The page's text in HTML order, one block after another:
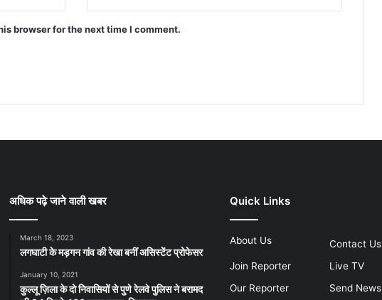
browser for the next time I comment.
अधिक पढ़े जाने वाली खबर
March 18, 2023
लगघाटी के मड़गन गांव की रेखा बनीं असिस्टेंट प्रोफेसर
January 10, 2021
कुल्लू ज़िला के दो निवासियों से पुणे रेलवे पुलिस ने बरामद
Quick Links
About Us
Contact Us
Join Reporter
Live TV
Our Reporter
Send News